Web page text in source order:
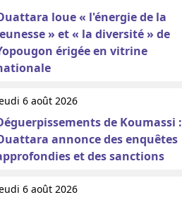
loue « l'énergie de la
» et « la diversité » de
érigée en vitrine
6 août 2026
de Koumassi :
annonce des enquêtes
et des sanctions
6 août 2026